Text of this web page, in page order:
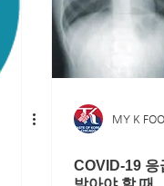
MY K
COVID-19 응